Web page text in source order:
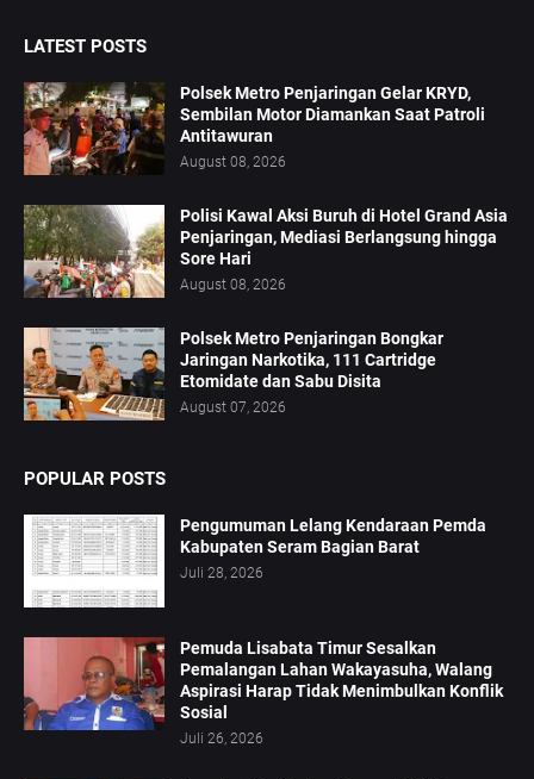
LATEST POSTS
Polsek Metro Penjaringan Gelar KRYD,
Sembilan Motor Diamankan Saat Patroli
Antitawuran
August 08, 2026
Polisi Kawal Aksi Buruh di Hotel Grand Asia
Penjaringan, Mediasi Berlangsung hingga
Sore Hari
August 08, 2026
Polsek Metro Penjaringan Bongkar
Jaringan Narkotika, 111 Cartridge
Etomidate dan Sabu Disita
August 07, 2026
POPULAR POSTS
Pengumuman Lelang Kendaraan Pemda
Kabupaten Seram Bagian Barat
Juli 28, 2026
Pemuda Lisabata Timur Sesalkan
Pemalangan Lahan Wakayasuha, Walang
Aspirasi Harap Tidak Menimbulkan Konflik
Sosial
Juli 26, 2026